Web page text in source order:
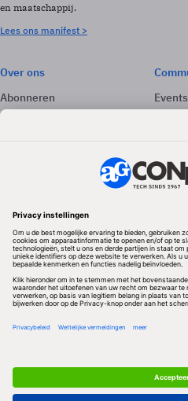
en maatschappij.
Lees ons manifest >
Over ons
Abonneren
Adverteren
Volg ons
Redactionele partner
Algemene Voorwaarden & Copyrights